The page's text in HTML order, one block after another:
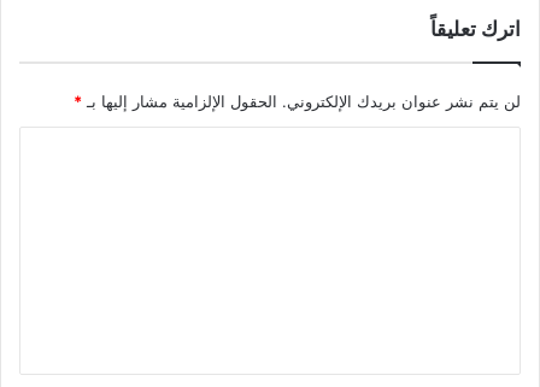
اترك تعليقاً
لن يتم نشر عنوان بريدك الإلكتروني. الحقول الإلزامية مشار إليها بـ *